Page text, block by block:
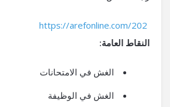
النقاط العامة:
الغش في الامتحانات
الغش في الوظيفة